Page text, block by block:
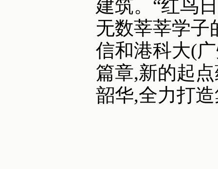
建筑。“红鸟
无数莘莘学子
信和港科大(
篇章,新的起
韶华,全力打